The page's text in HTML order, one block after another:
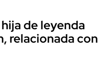
de leyenda
relacionada con